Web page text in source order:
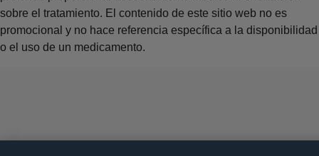
sobre el tratamiento. El contenido de este sitio web no es
promocional y no hace referencia específica a la disponibilidad
o el uso de un medicamento.